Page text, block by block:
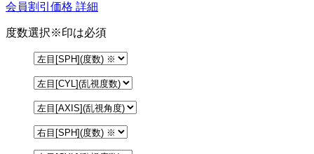
会員割引価格 詳細
度数選択※印は必須